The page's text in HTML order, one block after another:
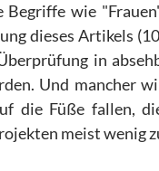
wie
dieses Artikels
in
Und mancher
die Füße fallen,
meist wenig